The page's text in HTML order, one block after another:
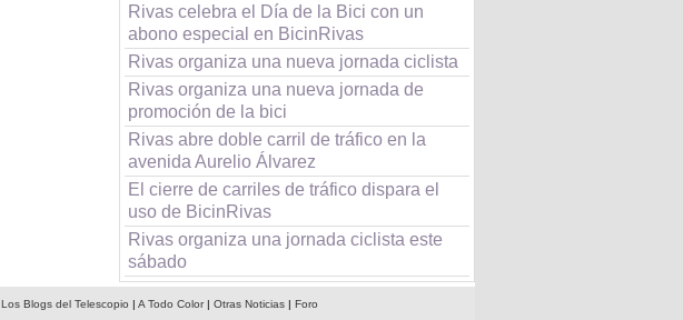
Rivas celebra el Día de la Bici con un
abono especial en BicinRivas
Rivas organiza una nueva jornada ciclista
Rivas organiza una nueva jornada de
promoción de la bici
Rivas abre doble carril de tráfico en la
avenida Aurelio Álvarez
El cierre de carriles de tráfico dispara el
uso de BicinRivas
Rivas organiza una jornada ciclista este
sábado
Los Blogs del Telescopio | A Todo Color| Otras Noticias| Foro